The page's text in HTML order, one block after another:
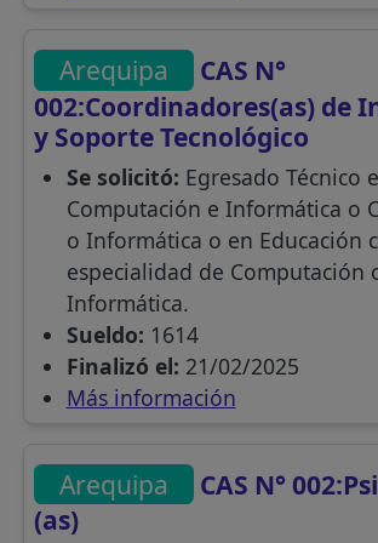
Arequipa
CAS N°
002:Coordinadores(as) de
y Soporte Tecnológico
Se solicitó: Egresado Técnico
Computación e Informática o
o Informática o en Educación
especialidad de Computación
Informática.
Sueldo: 1614
Finalizó el: 21/02/2025
Más información
Arequipa
CAS N°
(as)